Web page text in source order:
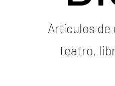
Artículos de
teatro,